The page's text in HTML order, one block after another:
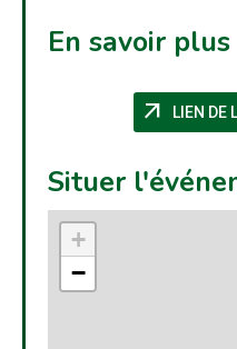
En savoir plus
arrow_outward LIEN DE
Situer
+
−